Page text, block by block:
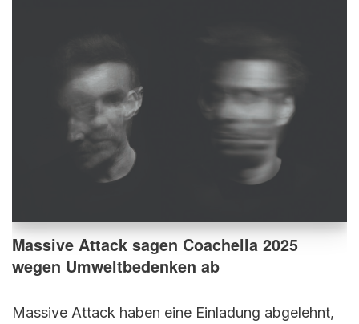
Massive Attack sagen Coachella 2025
wegen Umweltbedenken ab
Massive Attack haben eine Einladung abgelehnt,